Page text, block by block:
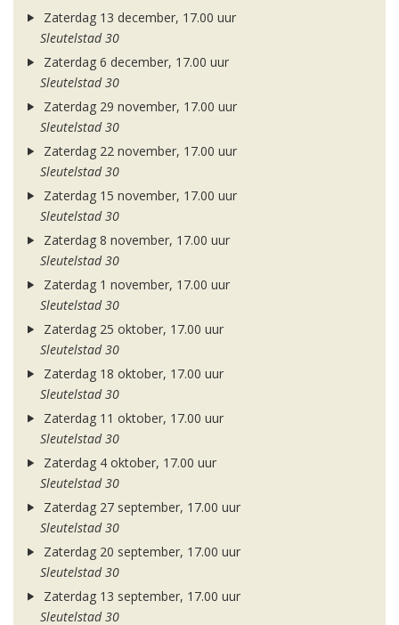
Zaterdag 13 december, 17.00 uur
Sleutelstad 30
Zaterdag 6 december, 17.00 uur
Sleutelstad 30
Zaterdag 29 november, 17.00 uur
Sleutelstad 30
Zaterdag 22 november, 17.00 uur
Sleutelstad 30
Zaterdag 15 november, 17.00 uur
Sleutelstad 30
Zaterdag 8 november, 17.00 uur
Sleutelstad 30
Zaterdag 1 november, 17.00 uur
Sleutelstad 30
Zaterdag 25 oktober, 17.00 uur
Sleutelstad 30
Zaterdag 18 oktober, 17.00 uur
Sleutelstad 30
Zaterdag 11 oktober, 17.00 uur
Sleutelstad 30
Zaterdag 4 oktober, 17.00 uur
Sleutelstad 30
Zaterdag 27 september, 17.00 uur
Sleutelstad 30
Zaterdag 20 september, 17.00 uur
Sleutelstad 30
Zaterdag 13 september, 17.00 uur
Sleutelstad 30